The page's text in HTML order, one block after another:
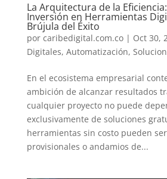
La Arquitectura de la
Inversión en Herramientas
Brújula del Éxito
por caribedigital.com.co| Oct 30,
Digitales, Automatización,
En el ecosistema empresarial
ambición de alcanzar resultados
cualquier proyecto no puede
exclusivamente de soluciones
herramientas sin costo pueden
provisionales o andamios de...